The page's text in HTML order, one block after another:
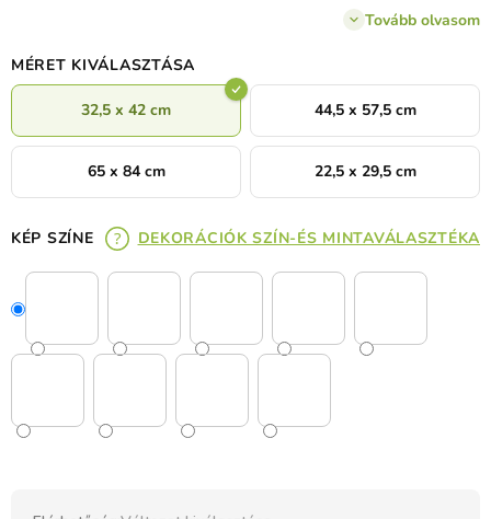
Tovább olvasom
MÉRET KIVÁLASZTÁSA
32,5 x 42 cm 44,5 x 57,5 cm
65 x 84 cm 22,5 x 29,5 cm
KÉP SZÍNE DEKORÁCIÓK SZÍN-ÉS MINTAVÁLASZTÉKA